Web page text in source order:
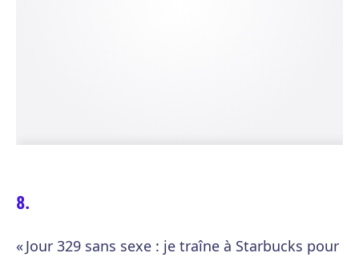
« Jour 329 sans sexe : je traîne à Starbucks pour